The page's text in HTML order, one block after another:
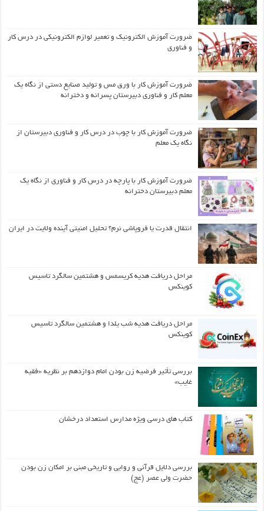
ضرورت آموزش الکترونیک و تعمیر لوازم الکترونیکی در درس کار
و فناوری
ضرورت آموزش کار با ورق مس و تولید صنایع دستی از نگاه یک
معلم کار و فناوری دبیرستان پسرانه و دخترانه
ضرورت آموزش کار با چوب در درس کار و فناوری دبیرستان از
نگاه یک معلم
ضرورت آموزش کار با پارچه در درس کار و فناوری از نگاه یک
معلم دبیرستان دخترانه
انتقال قدرت یا فروپاشی نرم؟ تحلیل امنیتی آینده ولایت در ایران
مراحل دریافت هدیه کریسمس و هشتمین سالگرد تاسیس
کوینکس
مراحل دریافت هدیه شب یلدا و هشتمین سالگرد تاسیس
کوینکس
بررسی تأثیر فرضیه زن بودن امام دوازدهم بر نظریه «فقیه
غایب»
کتاب های درسی ویژه مدارس استعداد درخشان
بررسی دلایل قرآنی و روایی و تاریخی مبنی بر امکان زن بودن
حضرت ولی عصر (عج)